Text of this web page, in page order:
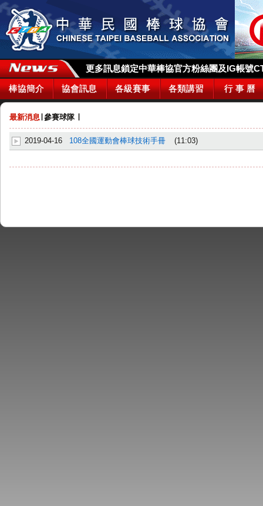
更多訊息鎖定中華棒協官方粉絲團及IG帳號
棒協簡介 協會訊息 各級賽事 各類講習 行 事 曆
最新消息 參賽球隊∣
2019-04-16 108全國運動會棒球技術手冊 (11:03)